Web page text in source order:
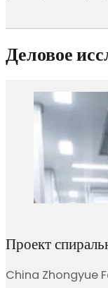
Деловое
Проект
China Zhongyue